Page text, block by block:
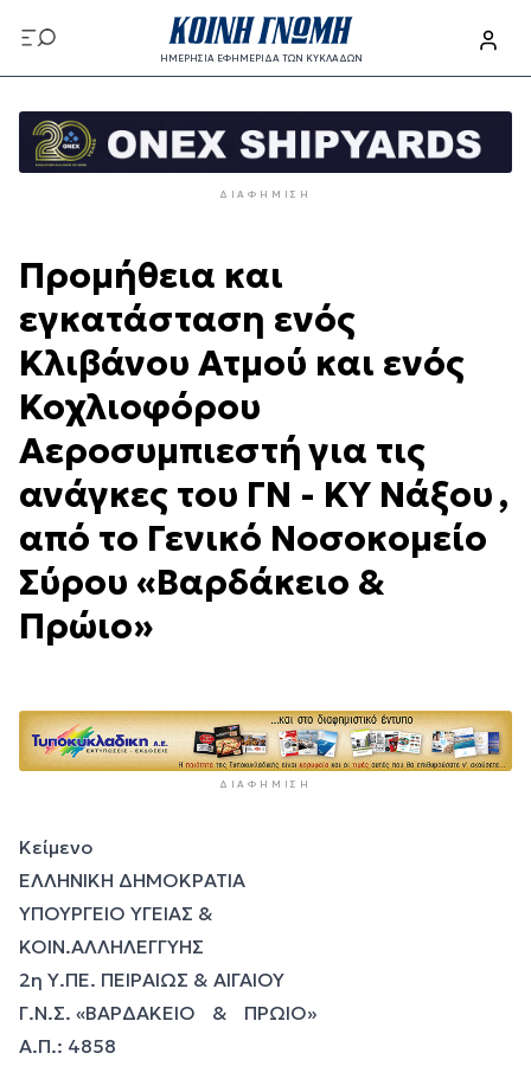
προς
το
περιεχόμενο
ΗΜΕΡΗΣΙΑ ΕΦΗΜΕΡΙΔΑ ΤΩΝ ΚΥΚΛΑΔΩΝ
προς
κυρίως
ΔΙΑΦΉΜΙΣΗ
Προμήθεια και
εγκατάσταση ενός
Κλιβάνου Ατμού και ενός
Κοχλιοφόρου
Αεροσυμπιεστή για τις
ανάγκες του ΓΝ - ΚΥ Νάξου ,
από το Γενικό Νοσοκομείο
Σύρου «Βαρδάκειο &
Πρώιο»
ΔΙΑΦΉΜΙΣΗ
Κείμενο
ΕΛΛΗΝΙΚΗ ΔΗΜΟΚΡΑΤΙΑ
ΥΠΟΥΡΓΕΙΟ ΥΓΕΙΑΣ &
ΚΟΙΝ.ΑΛΛΗΛΕΓΓΥΗΣ
2η Υ.ΠΕ. ΠΕΙΡΑΙΩΣ & ΑΙΓΑΙΟΥ
Γ.Ν.Σ. «ΒΑΡΔΑΚΕΙΟ & ΠΡΩΙΟ»
Α.Π.: 4858